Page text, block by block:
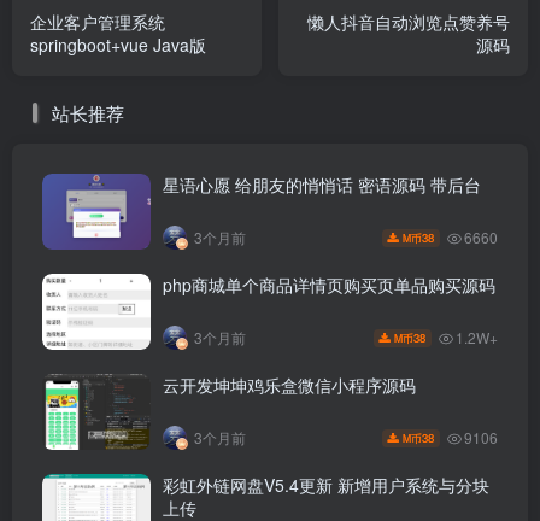
企业客户管理系统
springboot+vue Java版
懒人抖音自动浏览点赞养号
源码
站长推荐
星语心愿 给朋友的悄悄话 密语源码 带后台
3个月前 M币38 6660
php商城单个商品详情页购买页单品购买源码
3个月前 M币38 1.2W+
云开发坤坤鸡乐盒微信小程序源码
3个月前 M币38 9106
彩虹外链网盘V5.4更新 新增用户系统与分块
上传